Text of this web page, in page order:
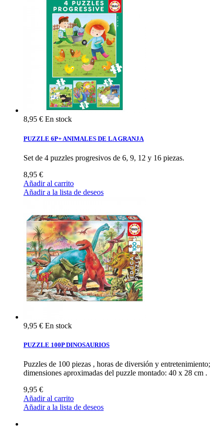
8,95 € En stock
PUZZLE 6P+ ANIMALES DE LA GRANJA
Set de 4 puzzles progresivos de 6, 9, 12 y 16 piezas.
8,95 €
Añadir al carrito
Añadir a la lista de deseos
9,95 € En stock
PUZZLE 100P DINOSAURIOS
Puzzles de 100 piezas , horas de diversión y entretenimiento;
dimensiones aproximadas del puzzle montado: 40 x 28 cm .
9,95 €
Añadir al carrito
Añadir a la lista de deseos